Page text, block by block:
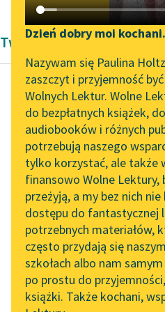
Katalog DAISY
Podkasty o książkach
Aktualności
„Prokurator Alicja Horn”
do słuchania
Byliśmy częścią AI Impact
Lab
Zapraszamy na spotkanie
online z tłumaczkami
literatury skandynawskiej
Spotkanie z Katarzyną
Tunkiel w Oslo
102. lata temu zmarł
Joseph Conrad
Dzień dobry moi kochani.
Nazywam się Paulina
zaszczyt i przyjemność
Wolnych Lektur. Wolne
do bezpłatnych książek,
audiobooków i różnych
potrzebują naszego
tylko korzystać, ale także
finansowo Wolne Lektury,
przeżyją, a my bez nich
dostępu do fantastycznej
potrzebnych materiałów,
często przydają się
szkołach albo nam
po prostu do
książki. Także kochani,
Twórczość Romantyzm